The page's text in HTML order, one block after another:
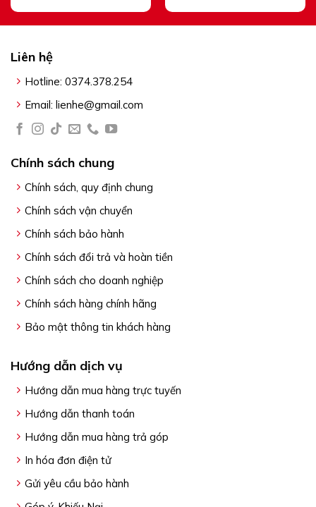
#cupbinh
#catdien
#ngatdien
Liên hệ
Hotline: 0374.378.254
Email: lienhe@gmail.com
Chính sách chung
Chính sách, quy định chung
Chính sách vận chuyển
Chính sách bảo hành
Chính sách đổi trả và hoàn tiền
Chính sách cho doanh nghiệp
Chính sách hàng chính hãng
Bảo mật thông tin khách hàng
Hướng dẫn dịch vụ
Hướng dẫn mua hàng trực tuyến
Hướng dẫn thanh toán
Hướng dẫn mua hàng trả góp
In hóa đơn điện tử
Gửi yêu cầu bảo hành